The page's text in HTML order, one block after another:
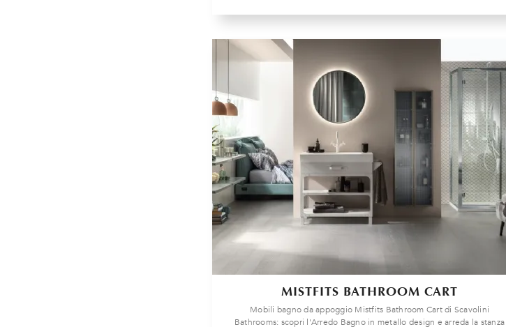
MISTFITS BATHROOM CART
Mobili bagno da appoggio Mistfits Bathroom Cart di Scavolini
Bathrooms: scopri l'Arredo Bagno in metallo design e arreda la stanza